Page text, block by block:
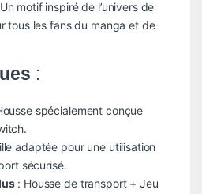
motif inspiré de l’univers de
tous les fans du manga et de
:
spécialement conçue
adaptée pour une utilisation
sécurisé.
: Housse de transport + Jeu